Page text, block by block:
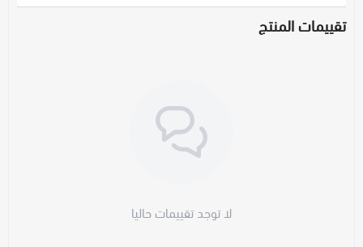
تقييمات المنتج
لا توجد تقييمات حاليا